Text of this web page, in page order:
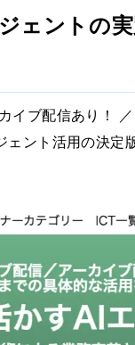
ェントの
イブ配信あり！ ／
ント活用の決定